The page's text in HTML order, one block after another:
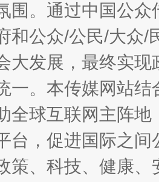
围。通过中国公
和公众/公民/大众
大发展，最终实
一。本传媒网站
全球互联网主阵
台，促进国际之
策、科技、健康